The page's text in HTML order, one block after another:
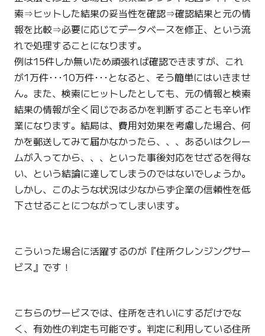
索⇒ヒットした結果の妥当性を確認⇒確認結果と元の情
報を比較⇒必要に応じてデータベースを修正、という流
れで処理することになります。
例は15件しか無いため頑張れば確認できますが、これ
が1万件･･･10万件･･･となると、そう簡単にはいきませ
ん。また、検索にヒットしたとしても、元の情報と検索
結果の情報が全く同じであるかを判断することも辛い作
業になります。結局は、費用対効果を考慮した場合、何
かを郵送してみて届かなかったら、、、あるいはクレー
ムが入ってから、、、といった事後対応をせざるを得な
い、という結論に達してしまうのではないでしょうか。
しかし、このような状況は少なからず企業の信頼性を低
下させることにつながってしまいます。
こういった場合に活躍するのが『住所クレンジングサー
ビス』です！
こちらのサービスでは、住所をきれいにするだけでな
く、有効性の判定も可能です。判定に利用している住所